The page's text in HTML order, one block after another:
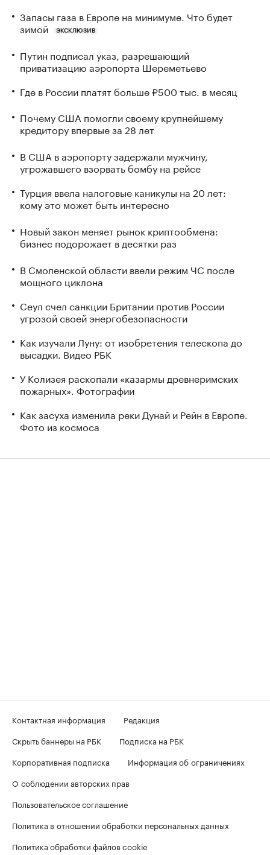
Запасы газа в Европе на минимуме. Что будет
зимой
ЭКСКЛЮЗИВ
Путин подписал указ, разрешающий
приватизацию аэропорта Шереметьево
Где в России платят больше ₽500 тыс. в месяц
Почему США помогли своему крупнейшему
кредитору впервые за 28 лет
В США в аэропорту задержали мужчину,
угрожавшего взорвать бомбу на рейсе
Турция ввела налоговые каникулы на 20 лет:
кому это может быть интересно
Новый закон меняет рынок криптообмена:
бизнес подорожает в десятки раз
В Смоленской области ввели режим ЧС после
мощного циклона
Сеул счел санкции Британии против России
угрозой своей энергобезопасности
Как изучали Луну: от изобретения телескопа до
высадки. Видео РБК
У Колизея раскопали «казармы древнеримских
пожарных». Фотографии
Как засуха изменила реки Дунай и Рейн в Европе.
Фото из космоса
Контактная информация
Редакция
Скрыть баннеры на РБК
Подписка на РБК
Корпоративная подписка
Информация об ограничениях
О соблюдении авторских прав
Пользовательское соглашение
Политика в отношении обработки персональных данных
Политика обработки файлов cookie